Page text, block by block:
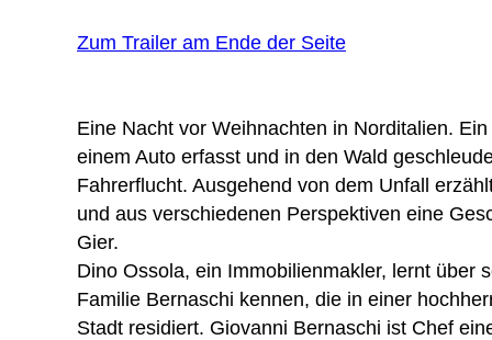
Zum Trailer am Ende der Seite
Eine Nacht vor Weih­nachten in Nord­ita­lien.
einem Auto erfasst und in den Wald
Fahrer­flucht. Ausgehend von dem Unfall
und aus verschie­denen Perspek­tiven eine
Gier.
Dino Ossola, ein Immo­bi­li­en­makler, lernt über
Familie Bernaschi kennen, die in einer
Stadt residiert. Giovanni Bernaschi ist Chef